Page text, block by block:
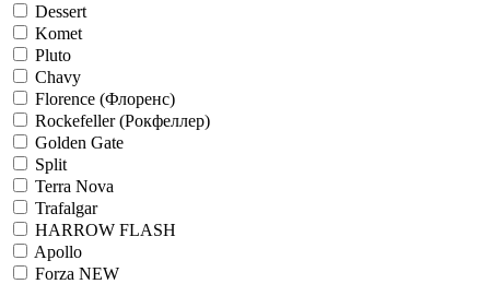
Dessert
Komet
Pluto
Chavy
Florence (Флоренс)
Rockefeller (Рокфеллер)
Golden Gate
Split
Terra Nova
Trafalgar
HARROW FLASH
Apollo
Forza NEW